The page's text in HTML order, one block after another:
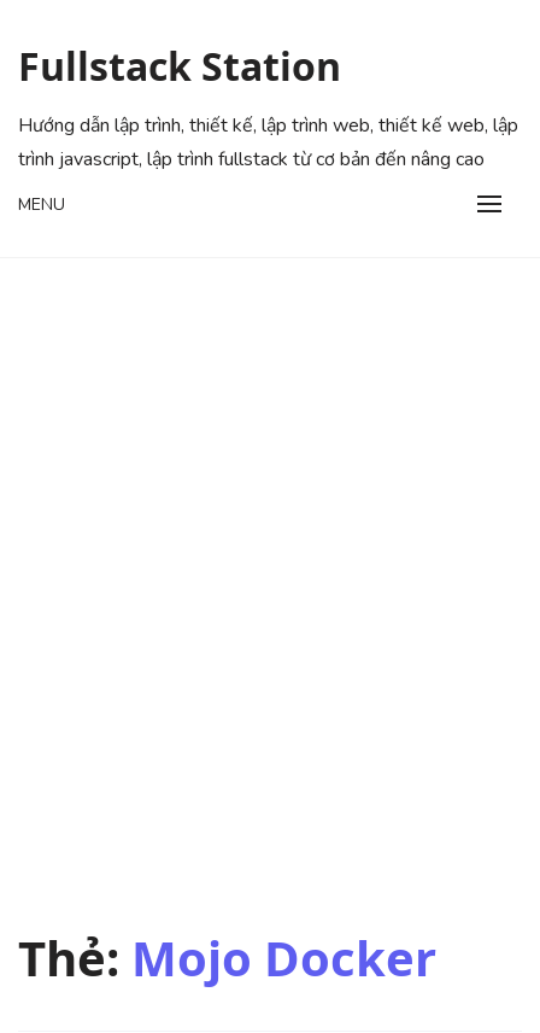
content
Fullstack Station
Hướng dẫn lập trình, thiết kế, lập trình web, thiết kế web, lập
trình javascript, lập trình fullstack từ cơ bản đến nâng cao
MENU
Thẻ: Mojo Docker